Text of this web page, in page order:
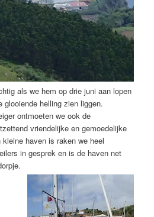
als we hem op drie juni aan lopen
glooiende helling zien liggen.
ontmoeten we ook de
vriendelijke en gemoedelijke
haven is raken we heel
in gesprek en is de haven net